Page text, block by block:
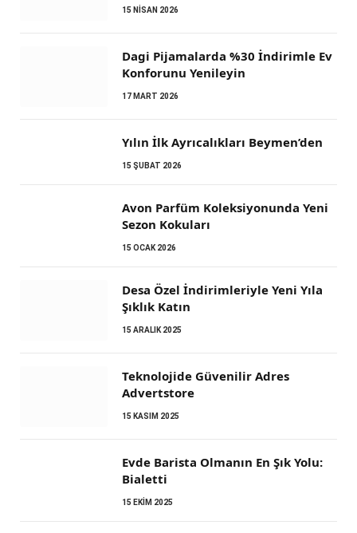
15 NISAN 2026
Dagi Pijamalarda %30 İndirimle Ev
Konforunu Yenileyin
17 MART 2026
Yılın İlk Ayrıcalıkları Beymen’den
15 ŞUBAT 2026
Avon Parfüm Koleksiyonunda Yeni
Sezon Kokuları
15 OCAK 2026
Desa Özel İndirimleriyle Yeni Yıla
Şıklık Katın
15 ARALIK 2025
Teknolojide Güvenilir Adres
Advertstore
15 KASIM 2025
Evde Barista Olmanın En Şık Yolu:
Bialetti
15 EKIM 2025